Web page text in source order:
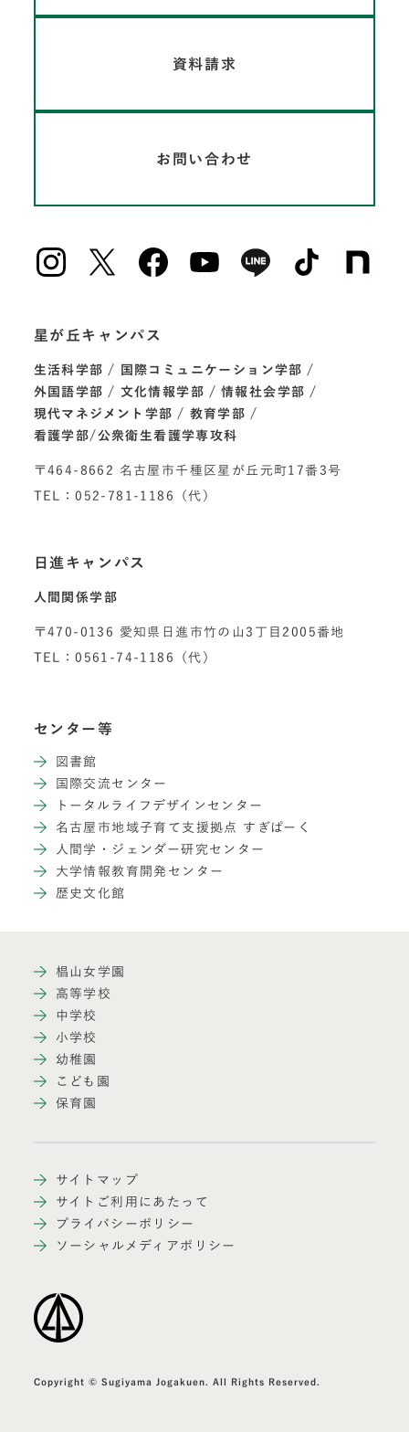
資料請求
お問い合わせ
星が丘キャンパス
生活科学部
国際コミュニケーション学部
外国語学部
文化情報学部
情報社会学部
現代マネジメント学部
教育学部
看護学部/公衆衛生看護学専攻科
〒464-8662 名古屋市千種区星が丘元町17番3号
TEL：052-781-1186（代）
日進キャンパス
人間関係学部
〒470-0136 愛知県日進市竹の山3丁目2005番地
TEL：0561-74-1186（代）
センター等
図書館
国際交流センター
トータルライフデザインセンター
名古屋市地域子育て支援拠点 すぎぱーく
人間学・ジェンダー研究センター
大学情報教育開発センター
歴史文化館
椙山女学園
高等学校
中学校
小学校
幼稚園
こども園
保育園
サイトマップ
サイトご利用にあたって
プライバシーポリシー
ソーシャルメディアポリシー
Copyright © Sugiyama Jogakuen. All Rights Reserved.